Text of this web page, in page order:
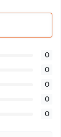
0
0
0
0
0